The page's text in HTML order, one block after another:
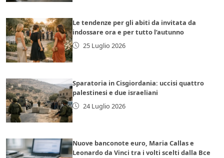
Le tendenze per gli abiti da invitata da
indossare ora e per tutto l’autunno
25 Luglio 2026
Sparatoria in Cisgiordania: uccisi quattro
palestinesi e due israeliani
24 Luglio 2026
Nuove banconote euro, Maria Callas e
Leonardo da Vinci tra i volti scelti dalla Bce